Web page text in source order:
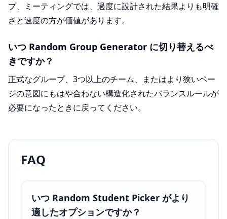
プ、ミーティングでは、過度に設計された結果よりも明確
さと速度の方が価値があります。
いつ Random Group Generator に切り替えるべ
きですか？
正式なグループ、3つ以上のチーム、またはより狭いペー
ジの意図にもはや合わない構造化されたバランスルールが
必要になったときに戻ってください。
FAQ
いつ Random Student Picker がより
適したオプションですか？